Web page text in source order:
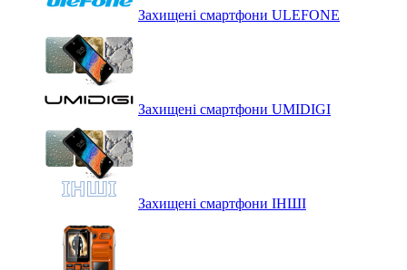
Захищені смартфони ULEFONE
Захищені смартфони UMIDIGI
Захищені смартфони ІНШІ